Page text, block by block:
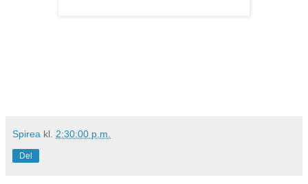
Spirea kl. 2:30:00 p.m.
Del